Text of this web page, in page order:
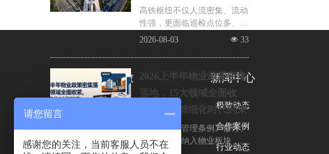
高铁枢纽不仅人流密集、流动
性强，更面临巡检点位多、频
次高、覆盖广、标准严等多重
厦门公司的实际运营情况，为
其打造适配高铁业务场景的数
字化品质运营方案：通过搭建
标准库量化作业细则，按需动
态调整春运、节假日等特殊时
段的巡检需求，依托照片墙留
存巡检实景，杜绝作弊、敷衍
巡检；借助任务日历直观了解
넶 33
2026-08-03
2026上半年物业政策密集
落地，15大领域全面收
紧，合规精细化时代到来
伴随《物业管理条例》修订、
十五五规划纳入物业板块，行
极致动态
合作案例
行业动态
联系我们
关于极致 新闻中心
请您留言
感谢您的关注，当前客服人员不在